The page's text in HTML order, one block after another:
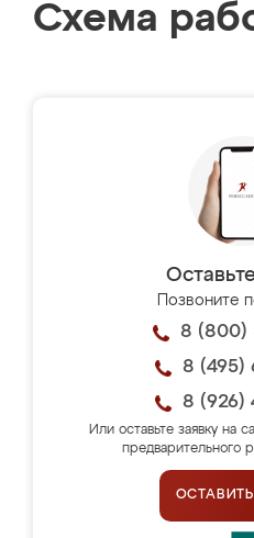
Схема
Позвоните
8 (800)
8 (495)
8 (926)
Или оставьте заявку на
предварительного